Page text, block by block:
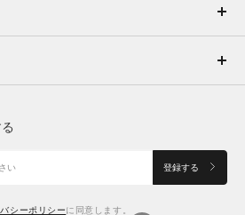
登録する
シーポリシーに同意します。